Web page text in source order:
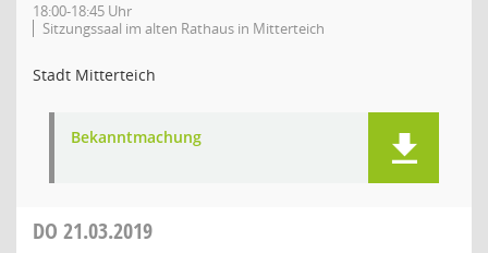
18:00-18:45 Uhr
Sitzungssaal im alten Rathaus in Mitterteich
Stadt Mitterteich
Bekanntmachung
DO 21.03.2019